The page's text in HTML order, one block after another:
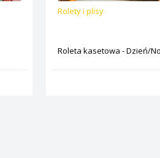
Rolety i plisy
Roleta kasetowa - Dzień/